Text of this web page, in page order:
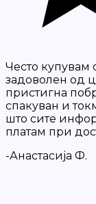
Често купувам
задоволен од
пристигна
спакуван и
што сите
платам при
-Анастасија Ф.